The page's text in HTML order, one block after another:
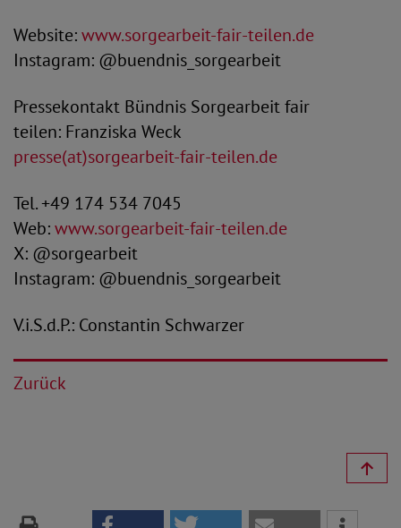
Website:www.sorgearbeit-fair-teilen.de
Instagram: @buendnis_sorgearbeit
Pressekontakt Bündnis Sorgearbeit fair
teilen: Franziska Weck
presse(at)sorgearbeit-fair-teilen.de
Tel. +49 174 534 7045
Web:www.sorgearbeit-fair-teilen.de
X: @sorgearbeit
Instagram: @buendnis_sorgearbeit
V.i.S.d.P.: Constantin Schwarzer
Zurück